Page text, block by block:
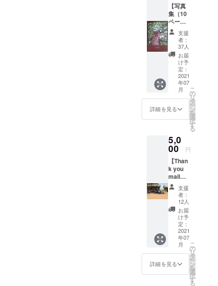
ン交流
会にご
参加い
ただけ
ます。
日本人
スタッ
フから
見たタ
ンザニ
アの状
況やこ
れまで
の活動
どにつ
いてお
伝えい
たしま
す。ま
た皆様
からの
質問含
め、フ
リーに
対話す
る時間
も設け
る予定
です。
※2021
年8月実
【写真
集（10
ページ
版）】
これま
でタン
ザニア
を訪問
して撮
りため
ていた
タンザ
ニアの
様子を
写真集
として
しま
す。 広
大な自
然、迫
力のあ
る動物
たち、
活き活
きとし
た子供
たちの
表情に
触れ
て、タ
ンザニ
アを感
じて頂
支援
者：
37人
お届
け予
定：
2021
年07
月
詳細を見る
こ
の
リ
タ
ー
ン
を
選
択
す
る
5,0
00 円
【Than
k you
mail②
】 ご支
援に対
する感
謝の気
持を込
めて、
現地タ
ンザニ
ア人ス
タッフ
のコメ
ントも
添え
支援
者：
12人
お届
け予
定：
2021
年07
月
詳細を見る
こ
の
リ
タ
ー
ン
を
選
択
す
る